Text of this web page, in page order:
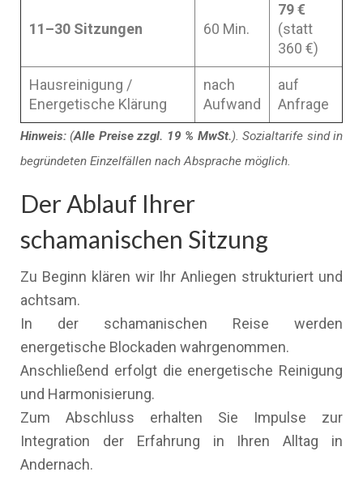
11–30 Sitzungen 60 Min.
79 €
(statt
360 €)
Hausreinigung /
Energetische Klärung
nach
Aufwand
auf
Anfrage
Hinweis: (Alle Preise zzgl. 19 % MwSt.). Sozialtarife sind in
begründeten Einzelfällen nach Absprache möglich.
Der Ablauf Ihrer
schamanischen Sitzung
Zu Beginn klären wir Ihr Anliegen strukturiert und
achtsam.
In der schamanischen Reise werden
energetische Blockaden wahrgenommen.
Anschließend erfolgt die energetische Reinigung
und Harmonisierung.
Zum Abschluss erhalten Sie Impulse zur
Integration der Erfahrung in Ihren Alltag in
Andernach.